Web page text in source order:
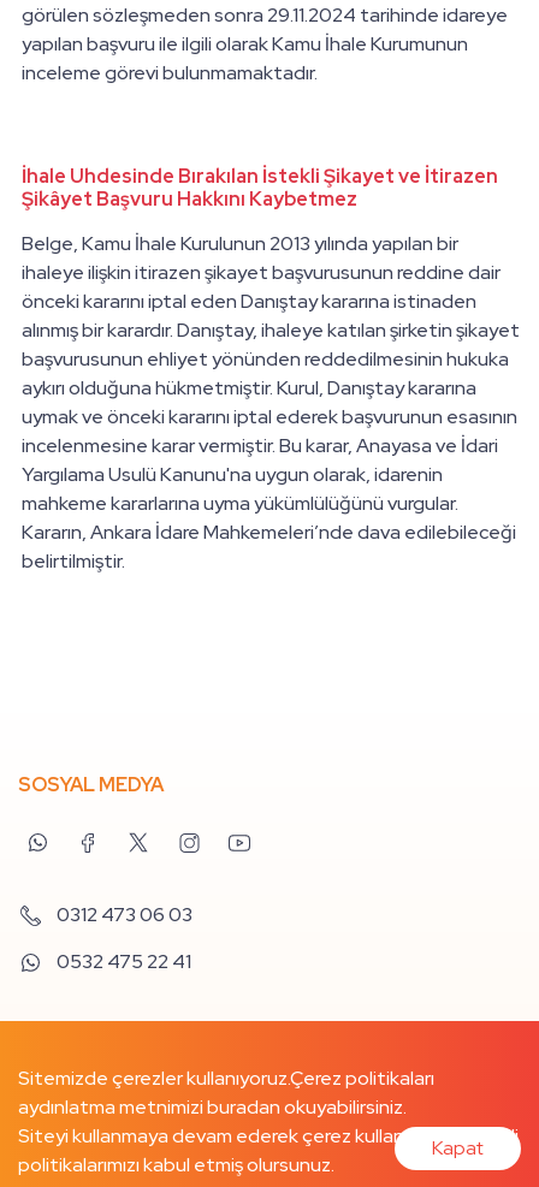
görülen sözleşmeden sonra 29.11.2024 tarihinde idareye
yapılan başvuru ile ilgili olarak Kamu İhale Kurumunun
inceleme görevi bulunmamaktadır.
İhale Uhdesinde Bırakılan İstekli Şikayet ve İtirazen
Şikâyet Başvuru Hakkını Kaybetmez
Belge, Kamu İhale Kurulunun 2013 yılında yapılan bir
ihaleye ilişkin itirazen şikayet başvurusunun reddine dair
önceki kararını iptal eden Danıştay kararına istinaden
alınmış bir karardır. Danıştay, ihaleye katılan şirketin şikayet
başvurusunun ehliyet yönünden reddedilmesinin hukuka
aykırı olduğuna hükmetmiştir. Kurul, Danıştay kararına
uymak ve önceki kararını iptal ederek başvurunun esasının
incelenmesine karar vermiştir. Bu karar, Anayasa ve İdari
Yargılama Usulü Kanunu'na uygun olarak, idarenin
mahkeme kararlarına uyma yükümlülüğünü vurgular.
Kararın, Ankara İdare Mahkemeleri’nde dava edilebileceği
belirtilmiştir.
SOSYAL MEDYA
0312 473 06 03
0532 475 22 41
Sitemizde çerezler kullanıyoruz.Çerez politikaları
aydınlatma metnimizi buradanokuyabilirsiniz.
Siteyi kullanmaya devam ederek çerez kullanımımızı ve ilgili
politikalarımızı kabul etmiş olursunuz.
Kapat